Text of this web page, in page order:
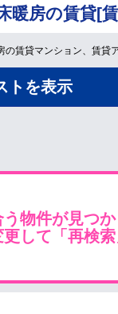
暖房の賃貸[
の賃貸マンション、賃貸
トを表示
物件が見つか
して「再検索